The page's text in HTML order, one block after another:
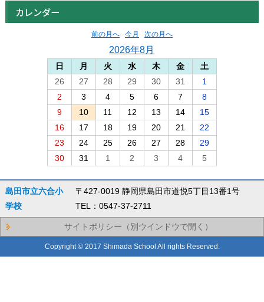
カレンダー
前の月へ 今月 次の月へ
2026年8月
日 月 火 水 木 金
土
26
27 28 29 30 31
1
2
3 4 5 6 7
8
9
10 11 12 13 14
15
16
17 18 19 20 21
22
23
24 25 26 27 28
29
30
31 1 2 3 4 5
島田市立六合小
学校
〒427-0019 静岡県島田市道悦5丁目13番1号
TEL：0547-37-2711
サイトポリシー（別ウインドウで開く）
Copyright © 2017 Shimada School All rights Reserved.